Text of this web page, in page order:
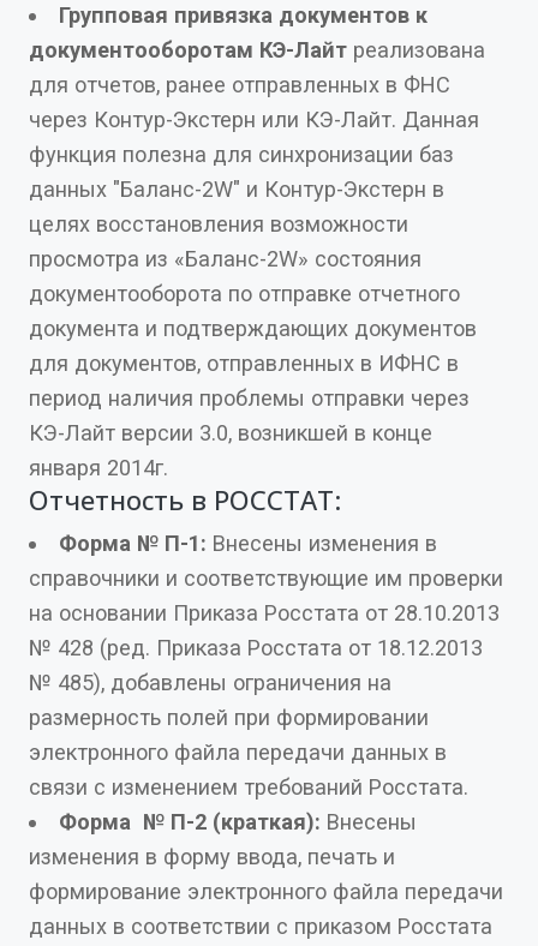
Групповая привязка документов к
документооборотам КЭ-Лайт реализована
для отчетов, ранее отправленных в ФНС
через Контур-Экстерн или КЭ-Лайт. Данная
функция полезна для синхронизации баз
данных "Баланс-2W" и Контур-Экстерн в
целях восстановления возможности
просмотра из «Баланс-2W» состояния
документооборота по отправке отчетного
документа и подтверждающих документов
для документов, отправленных в ИФНС в
период наличия проблемы отправки через
КЭ-Лайт версии 3.0, возникшей в конце
января 2014г.
Отчетность в РОССТАТ:
Форма № П-1: Внесены изменения в
справочники и соответствующие им проверки
на основании Приказа Росстата от 28.10.2013
№ 428 (ред. Приказа Росстата от 18.12.2013
№ 485), добавлены ограничения на
размерность полей при формировании
электронного файла передачи данных в
связи с изменением требований Росстата.
Форма № П-2 (краткая): Внесены
изменения в форму ввода, печать и
формирование электронного файла передачи
данных в соответствии с приказом Росстата